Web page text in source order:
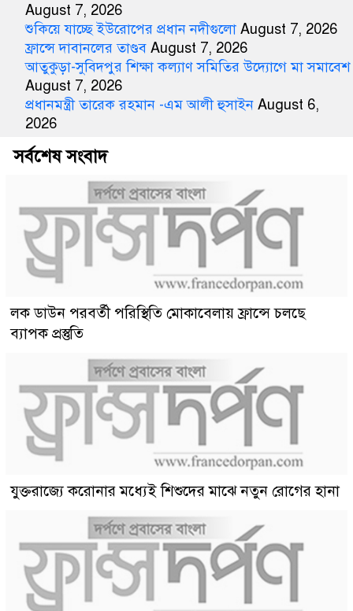
August 7, 2026
শুকিয়ে যাচ্ছে ইউরোপের প্রধান নদীগুলো August 7, 2026
ফ্রান্সে দাবানলের তাণ্ডব August 7, 2026
আতুকুড়া-সুবিদপুর শিক্ষা কল্যাণ সমিতির উদ্যোগে মা সমাবেশ
August 7, 2026
প্রধানমন্ত্রী তারেক রহমান -এম আলী হুসাইন August 6,
2026
সর্বশেষ সংবাদ
লক ডাউন পরবর্তী পরিস্থিতি মোকাবেলায় ফ্রান্সে চলছে
ব্যাপক প্রস্তুতি
যুক্তরাজ্যে করোনার মধ্যেই শিশুদের মাঝে নতুন রোগের হানা